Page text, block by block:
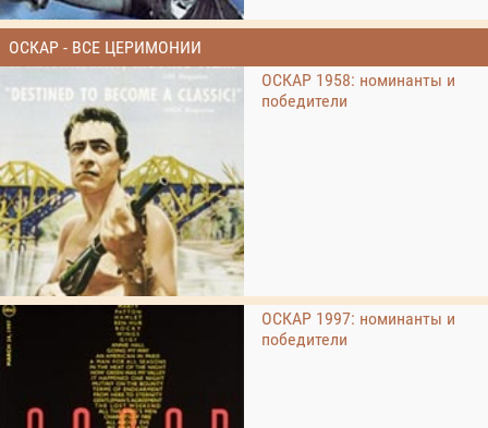
ОСКАР - ВСЕ ЦЕРИМОНИИ
ОСКАР 1958: номинанты и
победители
ОСКАР 1997: номинанты и
победители